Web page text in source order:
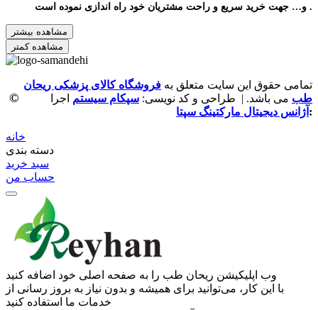
و… جهت خرید سریع و راحت مشتریان خود راه اندازی نموده است .
مشاهده بیشتر
مشاهده کمتر
©
تمامی حقوق این سایت متعلق به فروشگاه کالای پزشکی ریحان
طب می باشد. | طراحی و کد نویسی: سپکام سیستم اجرا
: آژانس دیجیتال مارکتینگ سپتا
خانه
دسته بندی
سبد خرید
حساب من
وب ‌اپلیکیشن ریحان طب را به صفحه اصلی خود اضافه کنید
با این کار، می‌توانید برای همیشه و بدون نیاز به بروز ‌رسانی از
خدمات ما استفاده کنید